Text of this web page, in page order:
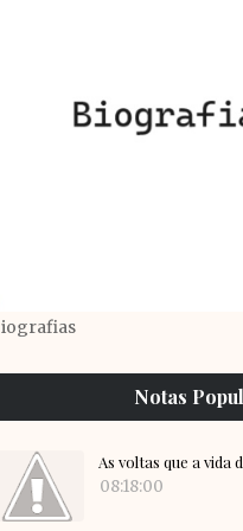
Notas
As voltas que a
08:18:00